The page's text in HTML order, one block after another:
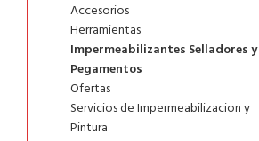
Accesorios
Herramientas
Impermeabilizantes Selladores y
Pegamentos
Ofertas
Servicios de Impermeabilizacion y
Pintura